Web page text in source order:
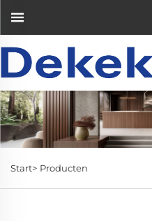
Start> Producten